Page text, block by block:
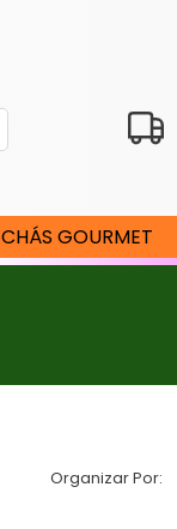
CHÁS GOURMET
Organizar Por: